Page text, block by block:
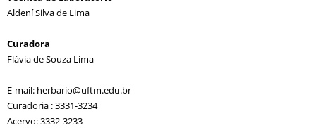
Aldení Silva de Lima
Curadora
Flávia de Souza Lima
E-mail: herbario@uftm.edu.br
Curadoria : 3331-3234
Acervo: 3332-3233